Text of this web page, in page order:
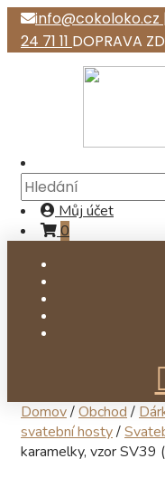
info@cokoloko.cz
24 71 11 DOPRAVA
Můj účet
0
Domov/Obchod /
svatební hosty/
karamelky, vzor SV39